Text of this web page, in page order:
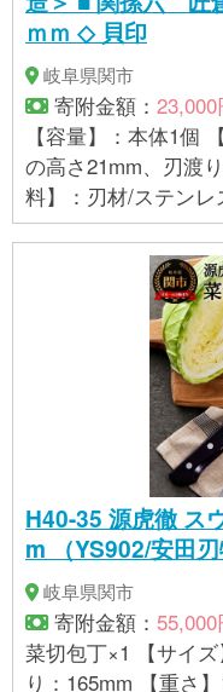
ｍｍ ◇ 貝印
岐阜県関市
寄附金額： 23,000
【容量】：本体1個
の高さ21mm、刃渡
料】：刃材/ステン
ムステンレス刃物鋼
H40-35 源虎徹 ス
m （YS902/安田刃
岐阜県関市
寄附金額： 55,000
菜切包丁×1 【サイズ】全長：295×43×15mm 刃渡
り：165mm 【重さ